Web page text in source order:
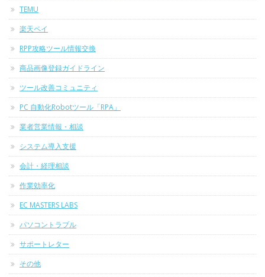
TEMU
楽天ペイ
RPP攻略ツール情報交換
商品画像登録ガイドライン
ツール改善コミュニティ
PC 自動化Robotツール「RPA」
業者営業情報・相談
システム導入支援
会計・経理相談
作業効率化
EC MASTERS LABS
パソコントラブル
サポートレター
その他